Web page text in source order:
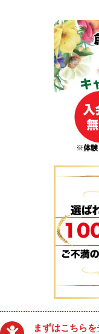
まずはこちら